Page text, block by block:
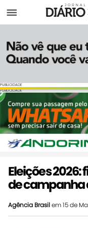
Menu
PUBLICIDADE
PUBLICIDADE
Eleições
de campanha
Agência Brasilem 15 de